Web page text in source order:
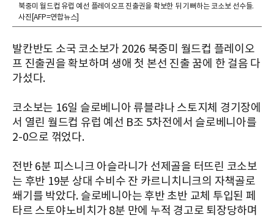
북중미 월드컵 유럽 예선 플레이오프 진출권을 확보한 뒤 기뻐하는 코소보 선수들.
사진[AFP=연합뉴스]
발칸반도 소국 코소보가 2026 북중미 월드컵 플레이오
프 진출권을 확보하며 생애 첫 본선 진출 꿈에 한 걸음 다
가섰다.
코소보는 16일 슬로베니아 류블랴나 스토지체 경기장에
서 열린 월드컵 유럽 예선 B조 5차전에서 슬로베니아를
2-0으로 꺾었다.
전반 6분 피스니크 아슬라니가 선제골을 터뜨린 코소보
는 후반 19분 상대 수비수 잔 카르니치니크의 자책골로
쐐기를 박았다. 슬로베니아는 후반 초반 교체 투입된 페
타르 스토야노비치가 8분 만에 누적 경고로 퇴장당하며